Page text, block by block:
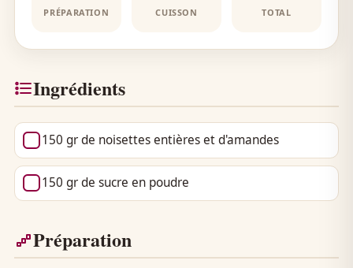
PRÉPARATION CUISSON TOTAL
Ingrédients
150 gr de noisettes entières et d'amandes
150 gr de sucre en poudre
Préparation